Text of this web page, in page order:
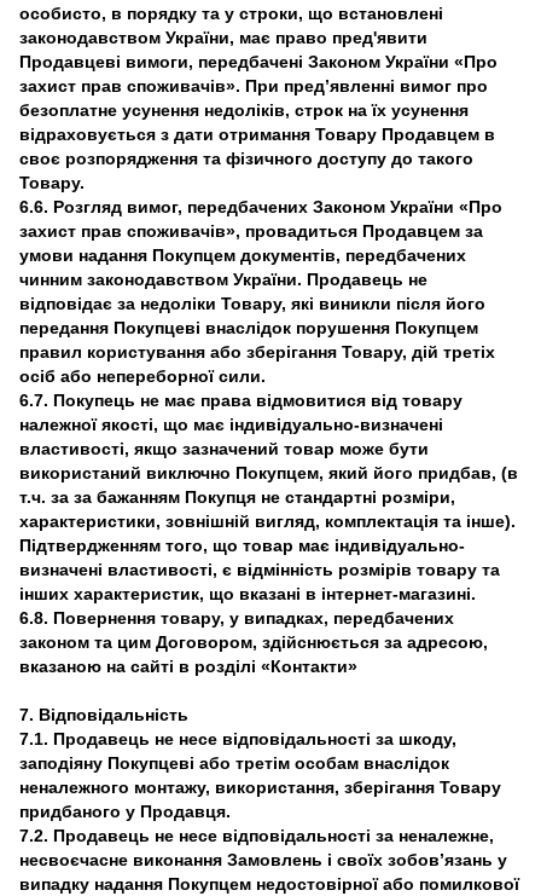
особисто, в порядку та у строки, що встановлені
законодавством України, має право пред'явити
Продавцеві вимоги, передбачені Законом України «Про
захист прав споживачів». При пред’явленні вимог про
безоплатне усунення недоліків, строк на їх усунення
відраховується з дати отримання Товару Продавцем в
своє розпорядження та фізичного доступу до такого
Товару.
6.6. Розгляд вимог, передбачених Законом України «Про
захист прав споживачів», провадиться Продавцем за
умови надання Покупцем документів, передбачених
чинним законодавством України. Продавець не
відповідає за недоліки Товару, які виникли після його
передання Покупцеві внаслідок порушення Покупцем
правил користування або зберігання Товару, дій третіх
осіб або непереборної сили.
6.7. Покупець не має права відмовитися від товару
належної якості, що має індивідуально-визначені
властивості, якщо зазначений товар може бути
використаний виключно Покупцем, який його придбав, (в
т.ч. за за бажанням Покупця не стандартні розміри,
характеристики, зовнішній вигляд, комплектація та інше).
Підтвердженням того, що товар має індивідуально-
визначені властивості, є відмінність розмірів товару та
інших характеристик, що вказані в інтернет-магазині.
6.8. Повернення товару, у випадках, передбачених
законом та цим Договором, здійснюється за адресою,
вказаною на сайті в розділі «Контакти»
7. Відповідальність
7.1. Продавець не несе відповідальності за шкоду,
заподіяну Покупцеві або третім особам внаслідок
неналежного монтажу, використання, зберігання Товару
придбаного у Продавця.
7.2. Продавець не несе відповідальності за неналежне,
несвоєчасне виконання Замовлень і своїх зобов’язань у
випадку надання Покупцем недостовірної або помилкової